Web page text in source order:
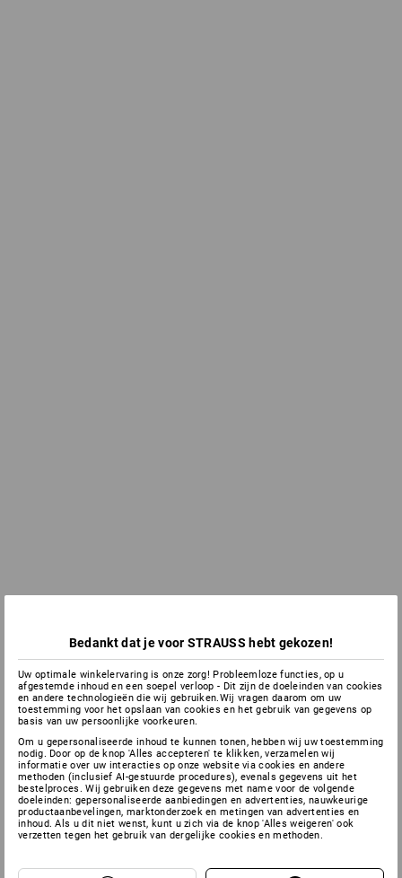
Bedankt dat je voor STRAUSS hebt gekozen!
Uw optimale winkelervaring is onze zorg! Probleemloze functies, op u
afgestemde inhoud en een soepel verloop - Dit zijn de doeleinden van cookies
en andere technologieën die wij gebruiken.Wij vragen daarom om uw
toestemming voor het opslaan van cookies en het gebruik van gegevens op
basis van uw persoonlijke voorkeuren.
Om u gepersonaliseerde inhoud te kunnen tonen, hebben wij uw toestemming
nodig. Door op de knop 'Alles accepteren' te klikken, verzamelen wij
informatie over uw interacties op onze website via cookies en andere
methoden (inclusief AI-gestuurde procedures), evenals gegevens uit het
bestelproces. Wij gebruiken deze gegevens met name voor de volgende
doeleinden: gepersonaliseerde aanbiedingen en advertenties, nauwkeurige
productaanbevelingen, marktonderzoek en metingen van advertenties en
inhoud. Als u dit niet wenst, kunt u zich via de knop 'Alles weigeren' ook
verzetten tegen het gebruik van dergelijke cookies en methoden.